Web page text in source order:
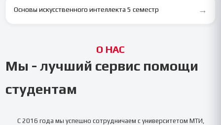
Основы искусственного интеллекта 5 семестр →
О НАС
Мы - лучший сервис помощи
студентам
С 2016 года мы успешно сотрудничаем с университетом МТИ